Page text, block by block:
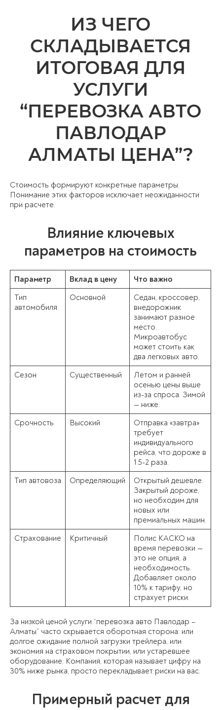
ИЗ ЧЕГО
СКЛАДЫВАЕТСЯ
ИТОГОВАЯ ДЛЯ
УСЛУГИ
“ПЕРЕВОЗКА АВТО
ПАВЛОДАР
АЛМАТЫ ЦЕНА”?
Стоимость формируют конкретные параметры.
Понимание этих факторов исключает неожиданности
при расчете.
Влияние ключевых
параметров на стоимость
Параметр Вклад в цену
Что важно
Тип
автомобиля
Основной
Седан, кроссовер,
внедорожник
занимают разное
место.
Микроавтобус
может стоить как
два легковых авто.
Сезон
Существенный
Летом и ранней
осенью цены выше
из-за спроса. Зимой
— ниже.
Срочность
Высокий
Отправка «завтра»
требует
индивидуального
рейса, что дороже в
1.5-2 раза.
Тип автовоза
Определяющий
Открытый дешевле.
Закрытый дороже,
но необходим для
новых или
премиальных машин.
Страхование
Критичный
Полис КАСКО на
время перевозки —
это не опция, а
необходимость.
Добавляет около
10% к тарифу, но
страхует риски.
За низкой ценой услуги “перевозка авто Павлодар –
Алматы” часто скрывается оборотная сторона: или
долгое ожидание полной загрузки трейлера, или
экономия на страховом покрытии, или устаревшее
оборудование. Компания, которая называет цифру на
30% ниже рынка, просто перекладывает риски на вас.
Примерный расчет для